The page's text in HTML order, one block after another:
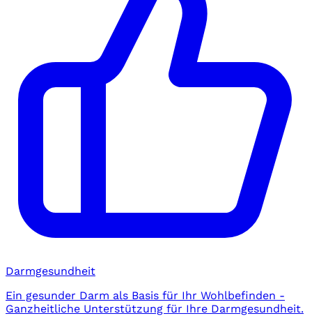
Darmgesundheit
Ein gesunder Darm als Basis für Ihr Wohlbefinden -
Ganzheitliche Unterstützung für Ihre Darmgesundheit.